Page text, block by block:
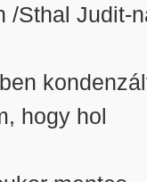
/Sthal Judit-
hogy hol